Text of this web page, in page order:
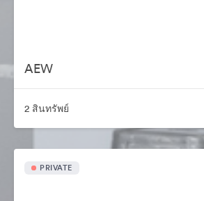
AEW
2 สินทรัพย์
PRIVATE